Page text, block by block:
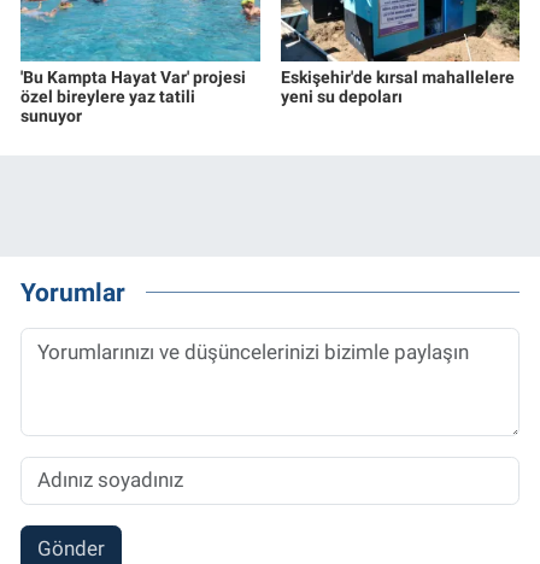
'Bu Kampta Hayat Var' projesi
özel bireylere yaz tatili
sunuyor
Eskişehir'de kırsal mahallelere
yeni su depoları
Yorumlar
Gönder